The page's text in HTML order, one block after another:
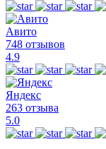
Авито
748 отзывов
4.9
Яндекс
263 отзыва
5.0